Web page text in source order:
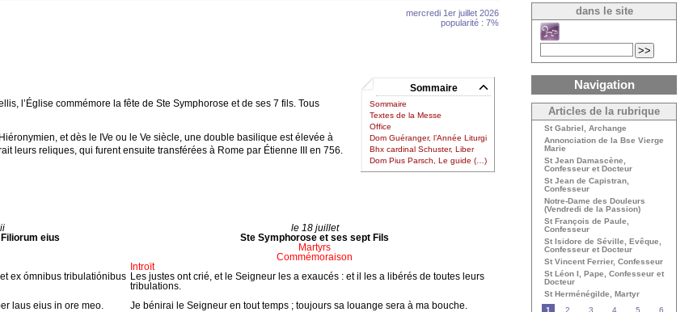
mercredi 1er juillet 2026
popularité : 7%
Sommaire
Sommaire
Textes de la Messe
Office
Dom Guéranger, l’Année Liturgi
Bhx cardinal Schuster, Liber
Dom Pius Parsch, Le guide (…)
l’Église commémore la fête de Ste Symphorose et de ses 7 fils. Tous
et dès le IVe ou le Ve siècle, une double basilique est élevée à
leurs reliques, qui furent ensuite transférées à Rome par Étienne III en 756.
le 18 juillet
eius
Ste Symphorose et ses sept Fils
Martyrs
Commémoraison
Introït
ex ómnibus tribulatiónibus Les justes ont crié, et le Seigneur les a exaucés : et il les a libérés de toutes leurs
tribulations.
laus eius in ore meo.
Je bénirai le Seigneur en tout temps ; toujours sa louange sera à ma bouche.
dans le site
Navigation
Articles de la rubrique
St Gabriel, Archange
Annonciation de la Bse Vierge
Marie
St Jean Damascène,
Confesseur et Docteur
St Jean de Capistran,
Confesseur
Notre-Dame des Douleurs
(Vendredi de la Passion)
St François de Paule,
Confesseur
St Isidore de Séville, Evêque,
Confesseur et Docteur
St Vincent Ferrier, Confesseur
St Léon I, Pape, Confesseur et
Docteur
St Herménégilde, Martyr
1
2 3 4 5
6